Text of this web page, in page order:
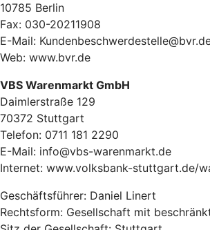
10785 Berlin
Fax: 030-20211908
E-Mail:
Web: www.bvr.de
VBS Warenmarkt GmbH
Daimlerstraße 129
70372 Stuttgart
Telefon: 0711 181 2290
E-Mail: info@vbs-warenmarkt.de
Internet: www.volksbank-stuttgart.de/
Geschäftsführer: Daniel Linert
Rechtsform: Gesellschaft mit